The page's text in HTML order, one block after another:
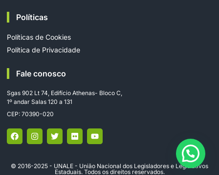
Políticas
Políticas de Cookies
Política de Privacidade
Fale conosco
Sgas 902 Lt 74, Edifício Athenas- Bloco C,
1º andar Salas 120 a 131
CEP: 70390-020
© 2016-2025 - UNALE - União Nacional dos Legisladores e Legislativos
Estaduais. Todos os direitos reservados.